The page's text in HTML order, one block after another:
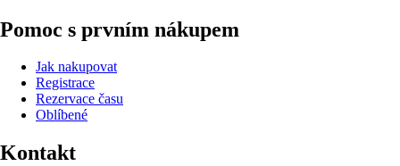
Pomoc s prvním nákupem
Jak nakupovat
Registrace
Rezervace času
Oblíbené
Kontakt